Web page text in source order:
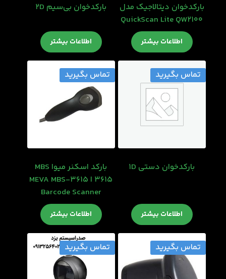
بارکدخوان دیتالاجیک مدل
QuickScan Lite QW2100
اطلاعات بیشتر
بارکدخوان بی‌سیم 2D
اطلاعات بیشتر
تماس بگیرید
بارکدخوان دستی 1D
اطلاعات بیشتر
تماس بگیرید
بارکد اسکنر میوا MBS
3615 ا MEVA MBS-3615
Barcode Scanner
اطلاعات بیشتر
تماس بگیرید تماس بگیرید